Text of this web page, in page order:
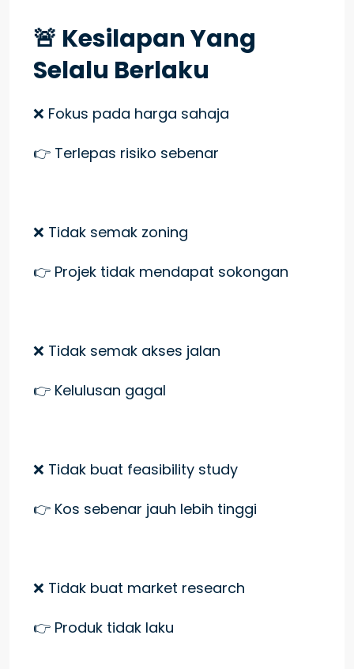
🚨 Kesilapan Yang
Selalu Berlaku
❌ Fokus pada harga sahaja
👉 Terlepas risiko sebenar
❌ Tidak semak zoning
👉 Projek tidak mendapat sokongan
❌ Tidak semak akses jalan
👉 Kelulusan gagal
❌ Tidak buat feasibility study
👉 Kos sebenar jauh lebih tinggi
❌ Tidak buat market research
👉 Produk tidak laku